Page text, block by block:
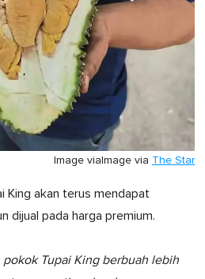
Image via The Star
Image via
King akan terus mendapat
dijual pada harga premium.
pokok Tupai King berbuah lebih